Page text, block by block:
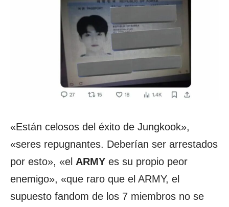
«Están celosos del éxito de Jungkook»,
«seres repugnantes. Deberían ser arrestados
por esto», «el ARMY es su propio peor
enemigo», «que raro que el ARMY, el
supuesto fandom de los 7 miembros no se